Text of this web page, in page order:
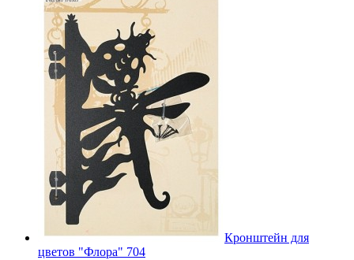
Кронштейн для
цветов "Флора" 704